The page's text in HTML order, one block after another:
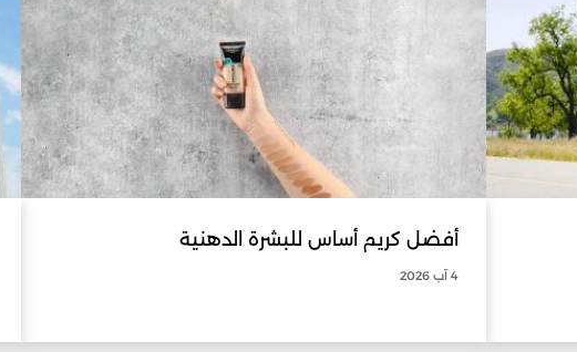
أفضل كريم أساس للبشرة الدهنية
4 آب 2026